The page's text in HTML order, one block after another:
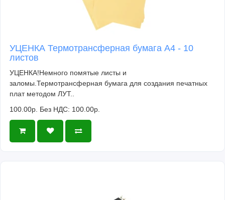
УЦЕНКА Термотрансферная бумага А4 - 10
листов
УЦЕНКА!Немного помятые листы и
заломы.Термотрансферная бумага для создания печатных
плат методом ЛУТ..
100.00р. Без НДС: 100.00р.